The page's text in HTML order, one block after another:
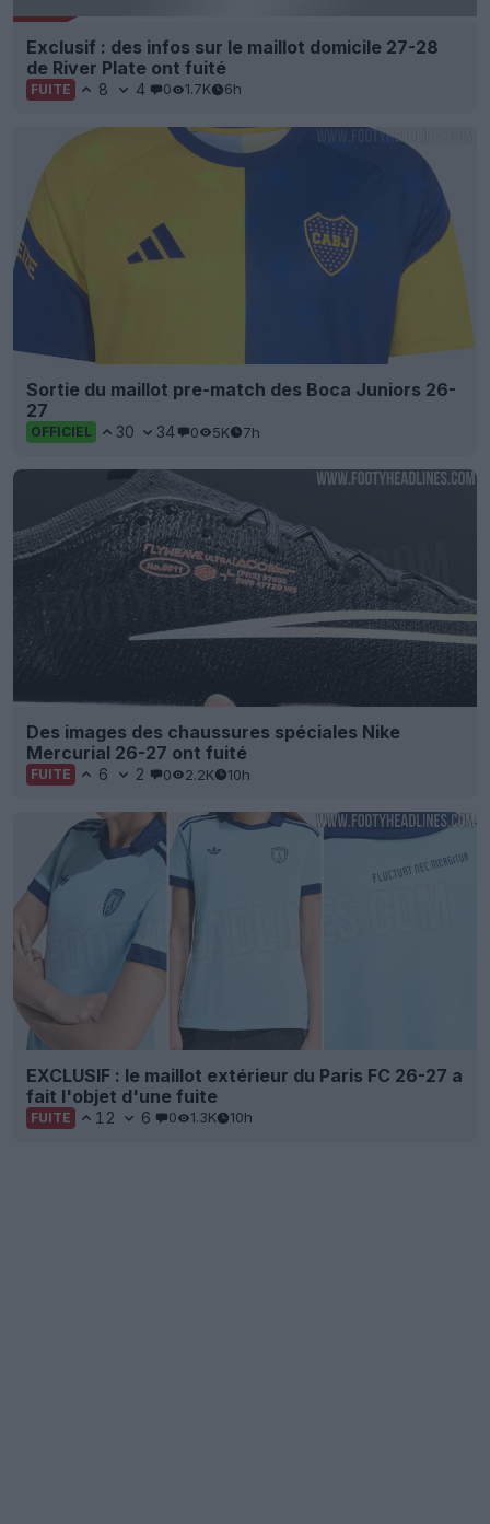
Exclusif : des infos sur le maillot domicile 27-28
de River Plate ont fuité
FUITE 8 4 0 1.7K 6h
Sortie du maillot pre-match des Boca Juniors 26-
27
OFFICIEL 30 34 0 5K 7h
Des images des chaussures spéciales Nike
Mercurial 26-27 ont fuité
FUITE 6 2 0 2.2K 10h
EXCLUSIF : le maillot extérieur du Paris FC 26-27 a
fait l'objet d'une fuite
FUITE 12 6 0 1.3K 10h